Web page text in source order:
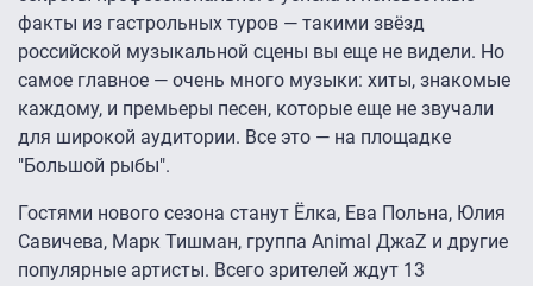
факты из гастрольных туров — такими звёзд
российской музыкальной сцены вы еще не видели. Но
самое главное — очень много музыки: хиты, знакомые
каждому, и премьеры песен, которые еще не звучали
для широкой аудитории. Все это — на площадке
"Большой рыбы".
Гостями нового сезона станут Ёлка, Ева Польна, Юлия
Савичева, Марк Тишман, группа Animal ДжаZ и другие
популярные артисты. Всего зрителей ждут 13